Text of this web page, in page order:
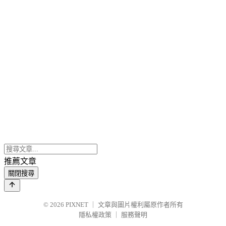
推薦文章
關閉搜尋
© 2026 PIXNET
文章與圖片權利屬原作者所有
隱私權政策
服務聲明